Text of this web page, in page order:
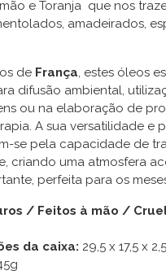
e Toranja que nos
amadeirados,
de França, estes óleos
difusão ambiental,
ou na elaboração de
A sua versatilidade e
se pela capacidade de
criando uma atmosfera
perfeita para os
/ Feitos à mão /
da caixa: 29,5 x 17,5 x